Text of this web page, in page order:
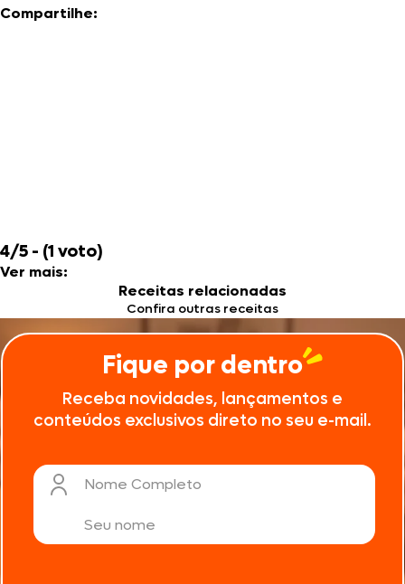
Compartilhe:
4/5 - (1 voto)
Ver mais:
Receitas relacionadas
Confira outras receitas
Fique por dentro
Receba novidades, lançamentos e
conteúdos exclusivos direto no seu e-mail.
Nome Completo